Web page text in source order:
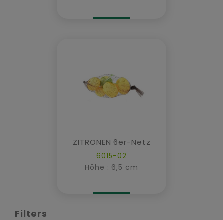
ZITRONEN 6er-Netz
6015-02
Höhe : 6,5 cm
Filters